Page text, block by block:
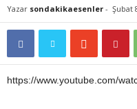
Yazar sondakikaesenler - Şubat
https://www.youtube.com/